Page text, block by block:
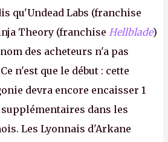
qu'Undead Labs (franchise
Theory (franchise Hellblade)
des acheteurs n'a pas
n'est que le début : cette
devra encore encaisser 1
dans les
Les Lyonnais d'Arkane